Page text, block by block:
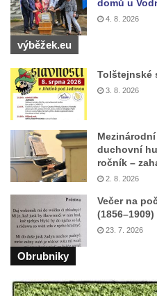
ulici U Plovárny ve Frýdlantu
Pamětní deska Rumburské
Základní škole Tyršova v
Socha Nepokořený v parku
vzpoury v Rumburku
Pamětní deska obětem
Pamětní deska legionářům
úřadě v Kovanicích
Pomník obětem 1. světové
Kovanicích
Pomník obětem válek v
Pamětní deska Rudé armádě
Trutnově
Pomník obětem
domů u
4. 8. 2026
výběžek.eu
Tolštejnské
3. 8. 2026
duchovní
ročník –
2. 8. 2026
Večer na
(1856–1909)
23. 7. 2026
Obrubniky